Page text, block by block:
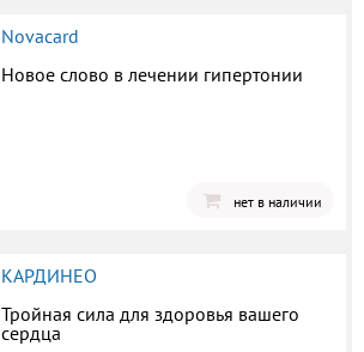
Novacard
Новое слово в лечении гипертонии
нет в наличии
КАРДИНЕО
Тройная сила для здоровья вашего
сердца